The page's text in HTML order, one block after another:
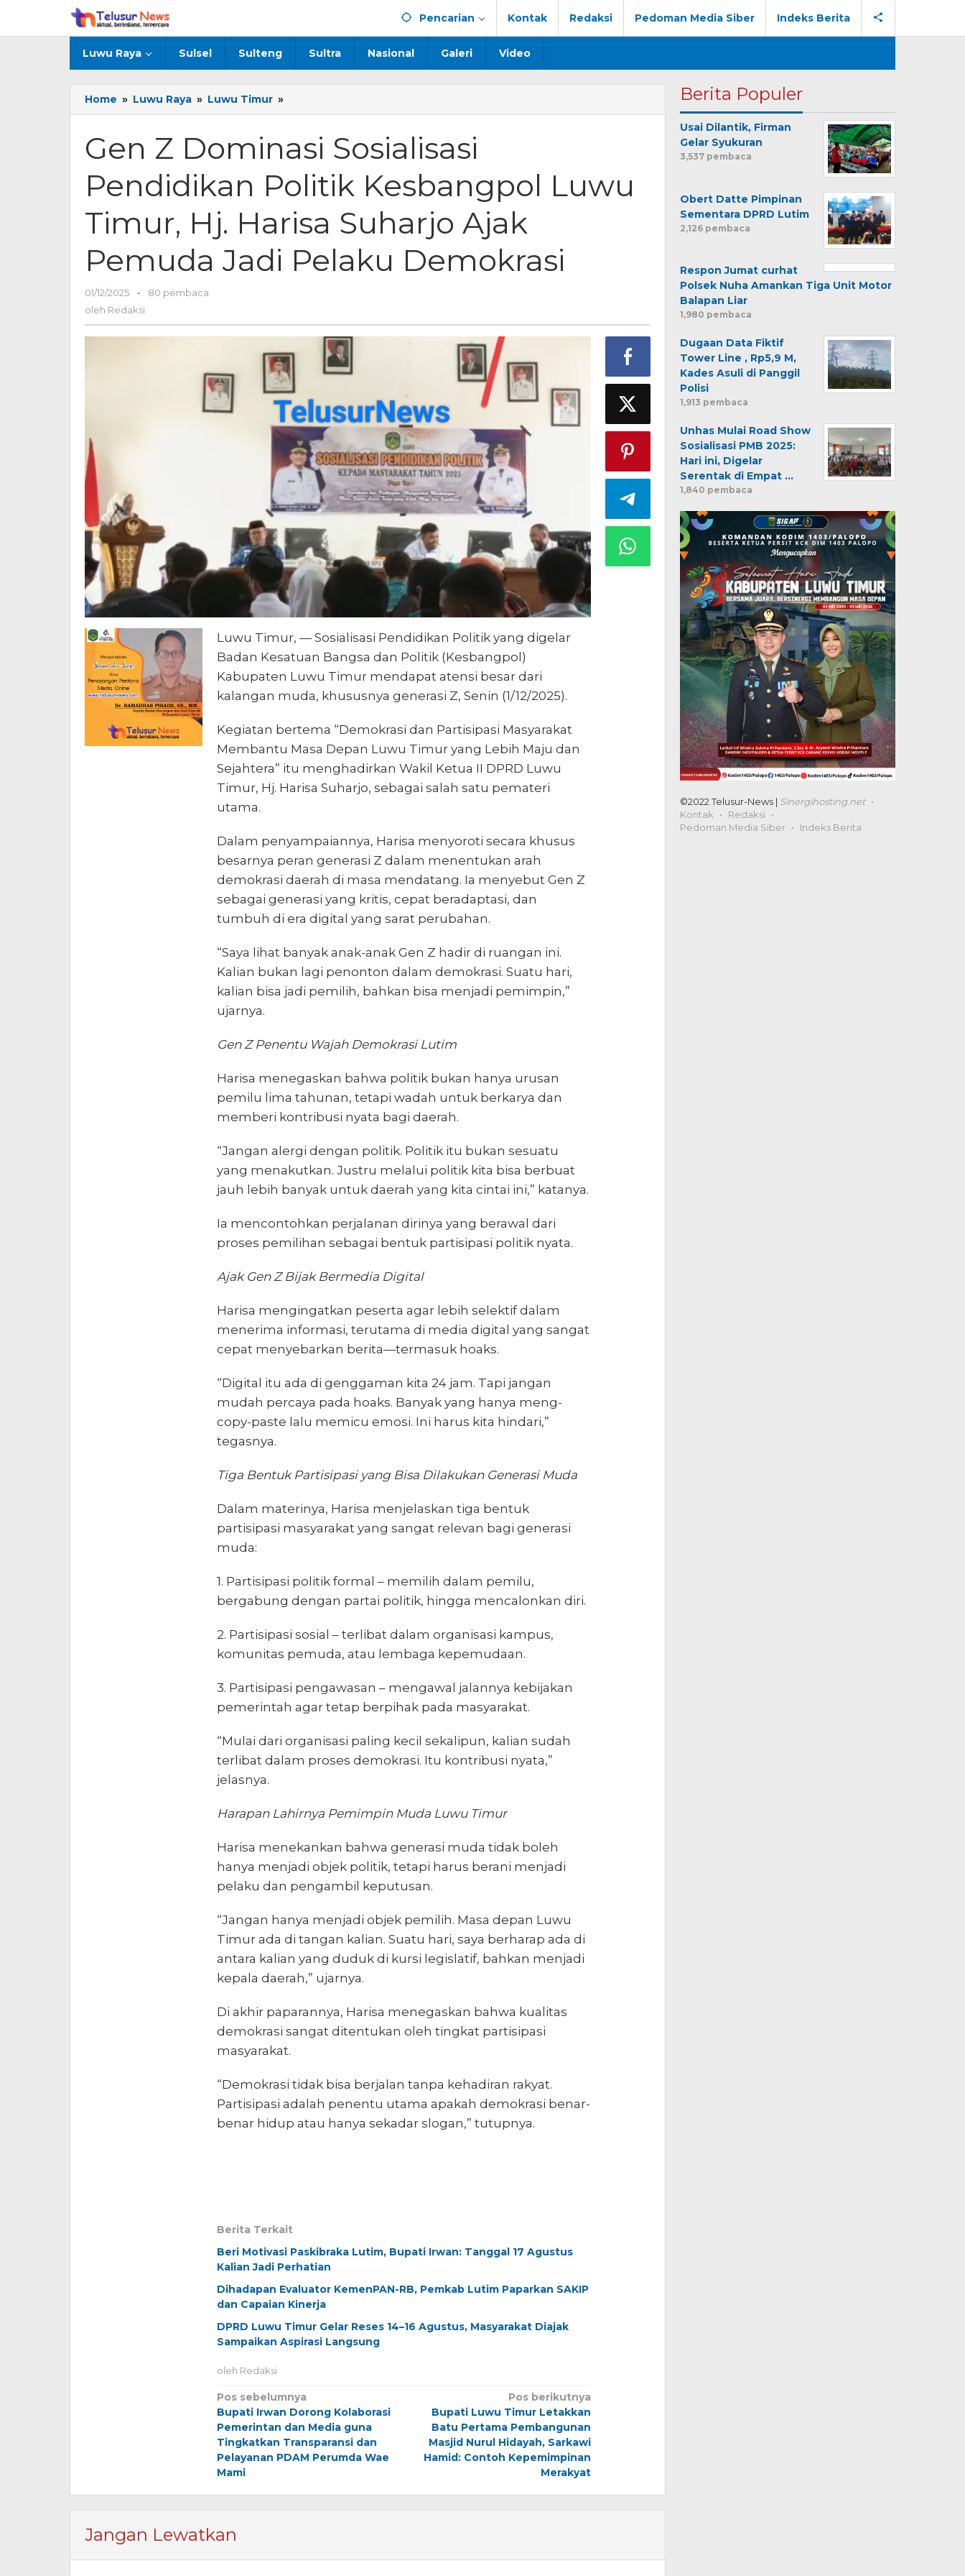
konten
Pencarian Kontak Redaksi Pedoman Media Siber Indeks Berita
Luwu Raya Sulsel Sulteng Sultra Nasional Galeri Video
Home » Luwu Raya » Luwu Timur »
Z
Sosialisasi
Pendidikan
Politik
Kesbangpol
Timur,
Hj.
Harisa
Suharjo
Pelaku
Demokrasi
Gen Z Dominasi Sosialisasi
Pendidikan Politik Kesbangpol Luwu
Timur, Hj. Harisa Suharjo Ajak
Pemuda Jadi Pelaku Demokrasi
01/12/2025
oleh
Redaksi
-
80 pembaca
oleh Redaksi
Luwu Timur, — Sosialisasi Pendidikan Politik yang digelar
Badan Kesatuan Bangsa dan Politik (Kesbangpol)
Kabupaten Luwu Timur mendapat atensi besar dari
kalangan muda, khususnya generasi Z, Senin (1/12/2025).
Kegiatan bertema “Demokrasi dan Partisipasi Masyarakat
Membantu Masa Depan Luwu Timur yang Lebih Maju dan
Sejahtera” itu menghadirkan Wakil Ketua II DPRD Luwu
Timur, Hj. Harisa Suharjo, sebagai salah satu pemateri
utama.
Dalam penyampaiannya, Harisa menyoroti secara khusus
besarnya peran generasi Z dalam menentukan arah
demokrasi daerah di masa mendatang. Ia menyebut Gen Z
sebagai generasi yang kritis, cepat beradaptasi, dan
tumbuh di era digital yang sarat perubahan.
“Saya lihat banyak anak-anak Gen Z hadir di ruangan ini.
Kalian bukan lagi penonton dalam demokrasi. Suatu hari,
kalian bisa jadi pemilih, bahkan bisa menjadi pemimpin,”
ujarnya.
Gen Z Penentu Wajah Demokrasi Lutim
Harisa menegaskan bahwa politik bukan hanya urusan
pemilu lima tahunan, tetapi wadah untuk berkarya dan
memberi kontribusi nyata bagi daerah.
“Jangan alergi dengan politik. Politik itu bukan sesuatu
yang menakutkan. Justru melalui politik kita bisa berbuat
jauh lebih banyak untuk daerah yang kita cintai ini,” katanya.
Ia mencontohkan perjalanan dirinya yang berawal dari
proses pemilihan sebagai bentuk partisipasi politik nyata.
Ajak Gen Z Bijak Bermedia Digital
Harisa mengingatkan peserta agar lebih selektif dalam
menerima informasi, terutama di media digital yang sangat
cepat menyebarkan berita—termasuk hoaks.
“Digital itu ada di genggaman kita 24 jam. Tapi jangan
mudah percaya pada hoaks. Banyak yang hanya meng-
copy-paste lalu memicu emosi. Ini harus kita hindari,”
tegasnya.
Tiga Bentuk Partisipasi yang Bisa Dilakukan Generasi Muda
Dalam materinya, Harisa menjelaskan tiga bentuk
partisipasi masyarakat yang sangat relevan bagi generasi
muda:
1. Partisipasi politik formal – memilih dalam pemilu,
bergabung dengan partai politik, hingga mencalonkan diri.
2. Partisipasi sosial – terlibat dalam organisasi kampus,
komunitas pemuda, atau lembaga kepemudaan.
3. Partisipasi pengawasan – mengawal jalannya kebijakan
pemerintah agar tetap berpihak pada masyarakat.
“Mulai dari organisasi paling kecil sekalipun, kalian sudah
terlibat dalam proses demokrasi. Itu kontribusi nyata,”
jelasnya.
Harapan Lahirnya Pemimpin Muda Luwu Timur
Harisa menekankan bahwa generasi muda tidak boleh
hanya menjadi objek politik, tetapi harus berani menjadi
pelaku dan pengambil keputusan.
“Jangan hanya menjadi objek pemilih. Masa depan Luwu
Timur ada di tangan kalian. Suatu hari, saya berharap ada di
antara kalian yang duduk di kursi legislatif, bahkan menjadi
kepala daerah,” ujarnya.
Di akhir paparannya, Harisa menegaskan bahwa kualitas
demokrasi sangat ditentukan oleh tingkat partisipasi
masyarakat.
“Demokrasi tidak bisa berjalan tanpa kehadiran rakyat.
Partisipasi adalah penentu utama apakah demokrasi benar-
benar hidup atau hanya sekadar slogan,” tutupnya.
Berita Terkait
Beri Motivasi Paskibraka Lutim, Bupati Irwan: Tanggal 17 Agustus
Kalian Jadi Perhatian
Dihadapan Evaluator KemenPAN-RB, Pemkab Lutim Paparkan SAKIP
dan Capaian Kinerja
DPRD Luwu Timur Gelar Reses 14–16 Agustus, Masyarakat Diajak
Sampaikan Aspirasi Langsung
oleh Redaksi
Navigasi
pos
Pos sebelumnya
Bupati Irwan Dorong Kolaborasi
Pemerintan dan Media guna
Tingkatkan Transparansi dan
Pelayanan PDAM Perumda Wae
Mami
Pos berikutnya
Bupati Luwu Timur Letakkan
Batu Pertama Pembangunan
Masjid Nurul Hidayah, Sarkawi
Hamid: Contoh Kepemimpinan
Merakyat
Jangan Lewatkan
Berita Populer
Usai Dilantik, Firman
Gelar Syukuran
3,537 pembaca
Obert Datte Pimpinan
Sementara DPRD Lutim
2,126 pembaca
Respon Jumat curhat
Polsek Nuha Amankan Tiga Unit Motor
Balapan Liar
1,980 pembaca
Dugaan Data Fiktif
Tower Line , Rp5,9 M,
Kades Asuli di Panggil
Polisi
1,913 pembaca
Unhas Mulai Road Show
Sosialisasi PMB 2025:
Hari ini, Digelar
Serentak di Empat …
1,840 pembaca
©2022 Telusur-News | Sinergihosting.net
Kontak
Redaksi
Pedoman Media Siber
Indeks Berita